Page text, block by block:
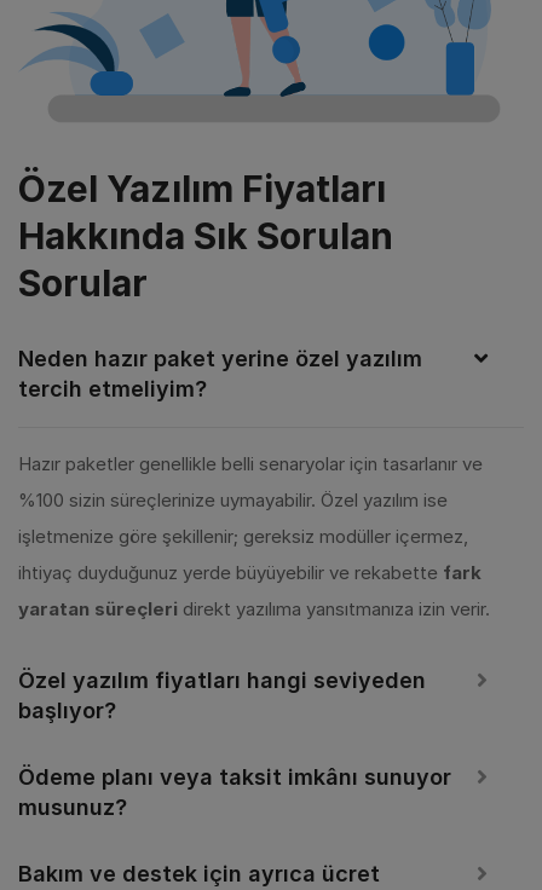
Özel Yazılım Fiyatları
Hakkında Sık Sorulan
Sorular
Neden hazır paket yerine özel yazılım
tercih etmeliyim?
Hazır paketler genellikle belli senaryolar için tasarlanır ve
%100 sizin süreçlerinize uymayabilir. Özel yazılım ise
işletmenize göre şekillenir; gereksiz modüller içermez,
ihtiyaç duyduğunuz yerde büyüyebilir ve rekabette fark
yaratan süreçleri direkt yazılıma yansıtmanıza izin verir.
Özel yazılım fiyatları hangi seviyeden
başlıyor?
Ödeme planı veya taksit imkânı sunuyor
musunuz?
Bakım ve destek için ayrıca ücret